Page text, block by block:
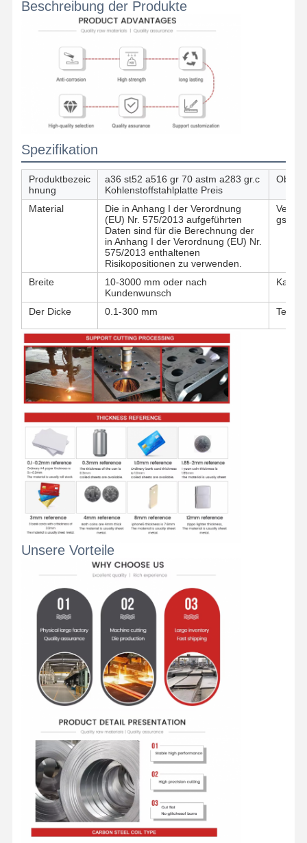
Startseite Produkte Über Uns
Qualitätskont
Rolle
Kontakt Nachrichten
Geschweißte Stahlrohre
Nahtlose Stahlrohre
Rohre aus Edelstahl
mit einem Durchmesser von mehr als 20 mm
Warm gewalzte Spulen
Kaltgewalzte Spulen
mit einer Breite von nicht mehr als 15 mm
Beschreibung der Produkte
Spezifikation
Produktbezeic
hnung
a36 st52 a516 gr 70 astm a283 gr.c
Kohlenstoffstahlplatte Preis
Material
Die in Anhang I der Verordnung
(EU) Nr. 575/2013 aufgeführten
Daten sind für die Berechnung der
in Anhang I der Verordnung (EU) Nr.
575/2013 enthaltenen
Risikopositionen zu verwenden.
Breite
10-3000 mm oder nach
Kundenwunsch
Kanten
Der Dicke 0.1-300 mm
Unsere Vorteile